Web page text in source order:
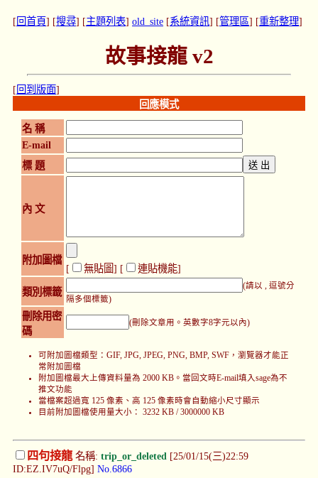
[ 回首頁] [搜尋] [主題列表] old_site [系統資訊] [管理區] [重新整理]
故事接龍 v2
[ 回到版面]
回應模式
名 稱
E-mail
標 題
內 文
附加圖檔
[ 無貼圖] [ 連貼機能]
類別標籤
(請以 , 逗號分
隔多個標籤)
刪除用密
碼
(刪除文章用。英數字8字元以內)
可附加圖檔類型：GIF, JPG, JPEG, PNG, BMP, SWF，瀏覽器才能正
常附加圖檔
附加圖檔最大上傳資料量為 2000 KB。當回文時E-mail填入sage為不
推文功能
當檔案超過寬 125 像素、高 125 像素時會自動縮小尺寸顯示
目前附加圖檔使用量大小： 3232 KB / 3000000 KB
四句接龍 名稱: trip_or_deleted [25/01/15(三)22:59
ID:EZ.IV7uQ/Flpg] No.6866